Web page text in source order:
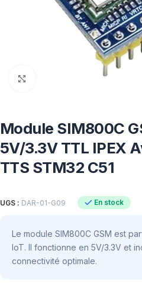
Module SIM800C
5V/3.3V TTL IPEX
TTS STM32 C51
UGS : DAR-01-G09 En stock
Le module SIM800C GSM est
IoT. Il fonctionne en 5V/3.3V et
connectivité optimale.